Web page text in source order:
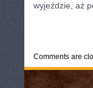
wyjeździe, aż
Comments are